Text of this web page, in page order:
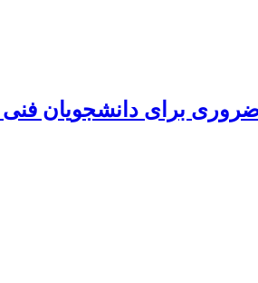
ضروری برای دانشجویان